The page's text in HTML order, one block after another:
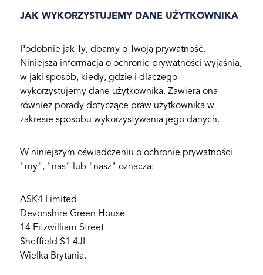
JAK WYKORZYSTUJEMY DANE UŻYTKOWNIKA
Podobnie jak Ty, dbamy o Twoją prywatność.
Niniejsza informacja o ochronie prywatności wyjaśnia,
w jaki sposób, kiedy, gdzie i dlaczego
wykorzystujemy dane użytkownika. Zawiera ona
również porady dotyczące praw użytkownika w
zakresie sposobu wykorzystywania jego danych.
W niniejszym oświadczeniu o ochronie prywatności
"my", "nas" lub "nasz" oznacza:
ASK4 Limited
Devonshire Green House
14 Fitzwilliam Street
Sheffield S1 4JL
Wielka Brytania.